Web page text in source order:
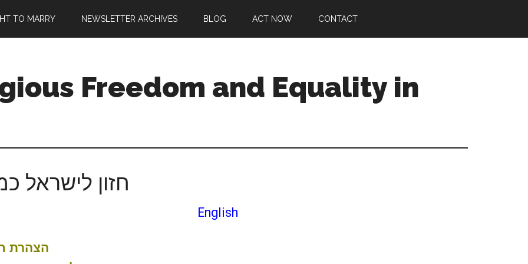
TO MARRY NEWSLETTER ARCHIVES BLOG ACT NOW CONTACT
Freedom and Equality in
חזון לישראל
English
הצהרת